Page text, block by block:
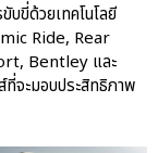
ขี่ด้วยเทคโนโลยี
Ride, Rear
Bentley และ
จะมอบประสิทธิภาพ